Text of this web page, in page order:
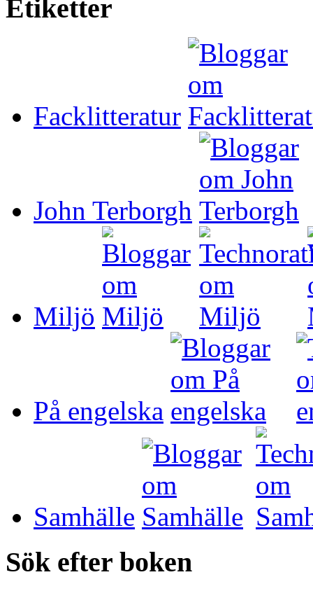
Etiketter
Facklitteratur
John Terborgh
Miljö
På engelska
Samhälle
Sök efter boken